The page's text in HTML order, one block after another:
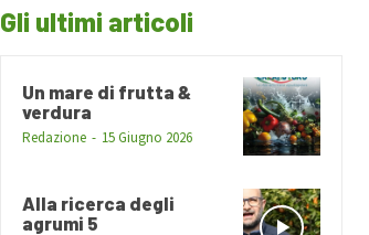
Gli ultimi articoli
Un mare di frutta &
verdura
Redazione - 15 Giugno 2026
Alla ricerca degli
agrumi 5